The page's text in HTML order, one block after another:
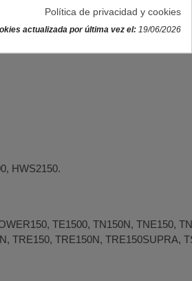
HWS2150.
TE1500, TN150N, TNE150,
TRE150, TRE150N, TRE150SUPRA,
Política de privacidad y cookies
actualizada por última vez el: 19/06/2026